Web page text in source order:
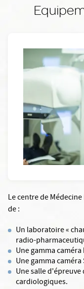
Le centre de
de :
Un laboratoire «
radio-
Une gamma
Une gamma
Une salle
cardiologiques.